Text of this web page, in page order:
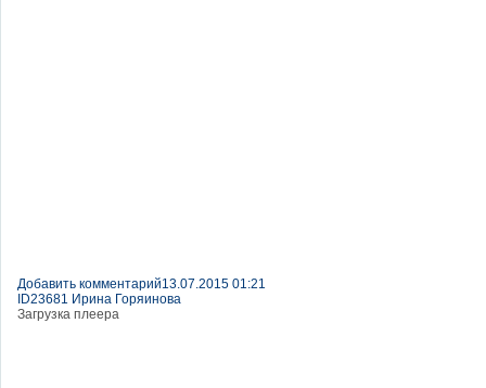
Добавить комментарий13.07.2015 01:21
ID23681 Ирина Горяинова
Загрузка плеера